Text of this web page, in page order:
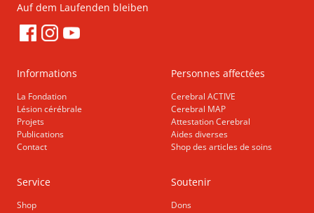
Auf dem Laufenden bleiben
Informations
La Fondation
Lésion cérébrale
Projets
Publications
Contact
Personnes affectées
Cerebral ACTIVE
Cerebral MAP
Attestation Cerebral
Aides diverses
Shop des articles de soins
Service
Shop
Soutenir
Dons